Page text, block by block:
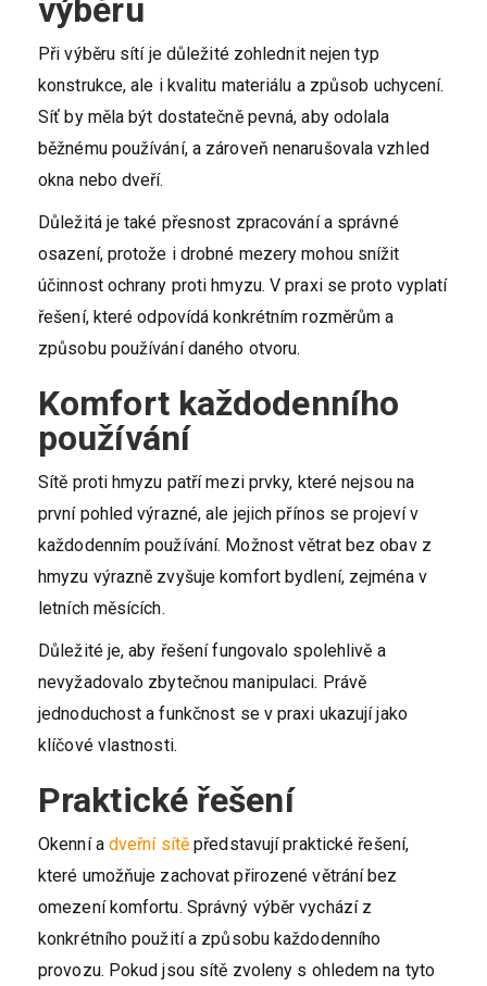
výběru
Při výběru sítí je důležité zohlednit nejen typ
konstrukce, ale i kvalitu materiálu a způsob uchycení.
Síť by měla být dostatečně pevná, aby odolala
běžnému používání, a zároveň nenarušovala vzhled
okna nebo dveří.
Důležitá je také přesnost zpracování a správné
osazení, protože i drobné mezery mohou snížit
účinnost ochrany proti hmyzu. V praxi se proto vyplatí
řešení, které odpovídá konkrétním rozměrům a
způsobu používání daného otvoru.
Komfort každodenního
používání
Sítě proti hmyzu patří mezi prvky, které nejsou na
první pohled výrazné, ale jejich přínos se projeví v
každodenním používání. Možnost větrat bez obav z
hmyzu výrazně zvyšuje komfort bydlení, zejména v
letních měsících.
Důležité je, aby řešení fungovalo spolehlivě a
nevyžadovalo zbytečnou manipulaci. Právě
jednoduchost a funkčnost se v praxi ukazují jako
klíčové vlastnosti.
Praktické řešení
Okenní a dveřní sítě představují praktické řešení,
které umožňuje zachovat přirozené větrání bez
omezení komfortu. Správný výběr vychází z
konkrétního použití a způsobu každodenního
provozu. Pokud jsou sítě zvoleny s ohledem na tyto